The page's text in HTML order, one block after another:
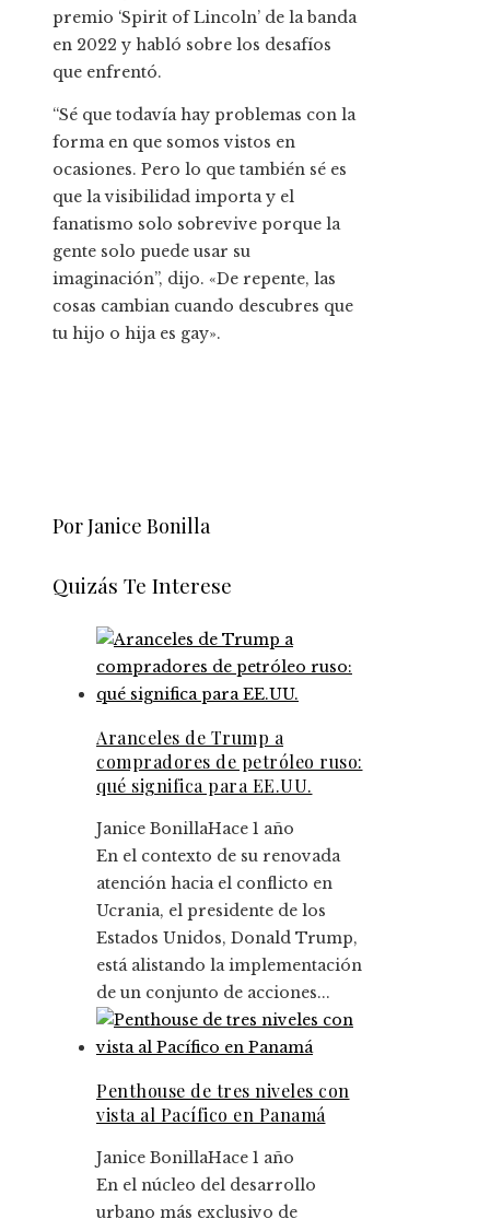
premio ‘Spirit of Lincoln’ de la banda
en 2022 y habló sobre los desafíos
que enfrentó.
“Sé que todavía hay problemas con la
forma en que somos vistos en
ocasiones. Pero lo que también sé es
que la visibilidad importa y el
fanatismo solo sobrevive porque la
gente solo puede usar su
imaginación”, dijo. «De repente, las
cosas cambian cuando descubres que
tu hijo o hija es gay».
Por Janice Bonilla
Quizás Te Interese
Aranceles de Trump a
compradores de petróleo ruso:
qué significa para EE.UU.
Janice BonillaHace 1 año
En el contexto de su renovada
atención hacia el conflicto en
Ucrania, el presidente de los
Estados Unidos, Donald Trump,
está alistando la implementación
de un conjunto de acciones...
Penthouse de tres niveles con
vista al Pacífico en Panamá
Janice BonillaHace 1 año
En el núcleo del desarrollo
urbano más exclusivo de